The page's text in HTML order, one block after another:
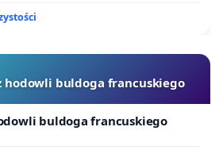
hodowli buldoga francuskiego
buldoga francuskiego